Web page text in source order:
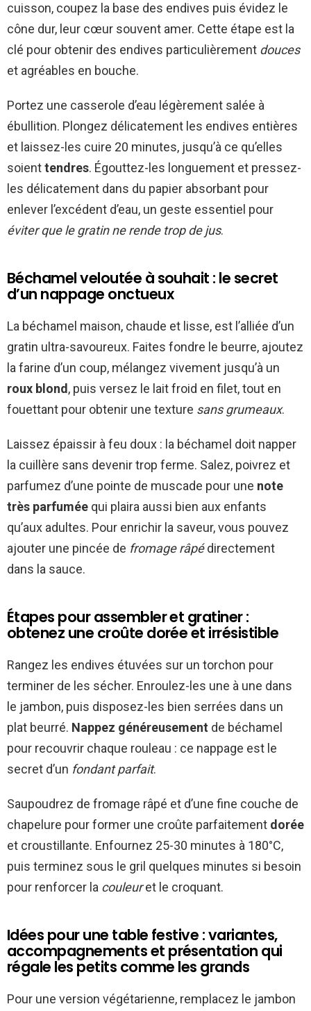
cuisson, coupez la base des endives puis évidez le
cône dur, leur cœur souvent amer. Cette étape est la
clé pour obtenir des endives particulièrement douces
et agréables en bouche.
Portez une casserole d’eau légèrement salée à
ébullition. Plongez délicatement les endives entières
et laissez-les cuire 20 minutes, jusqu’à ce qu’elles
soienttendres. Égouttez-les longuement et pressez-
les délicatement dans du papier absorbant pour
enlever l’excédent d’eau, un geste essentiel pour
éviter que le gratin ne rende trop de jus.
Béchamel veloutée à souhait : le secret
d’un nappage onctueux
La béchamel maison, chaude et lisse, est l’alliée d’un
gratin ultra-savoureux. Faites fondre le beurre, ajoutez
la farine d’un coup, mélangez vivement jusqu’à un
roux blond, puis versez le lait froid en filet, tout en
fouettant pour obtenir une texture sans grumeaux.
Laissez épaissir à feu doux : la béchamel doit napper
la cuillère sans devenir trop ferme. Salez, poivrez et
parfumez d’une pointe de muscade pour une note
très parfumée qui plaira aussi bien aux enfants
qu’aux adultes. Pour enrichir la saveur, vous pouvez
ajouter une pincée de fromage râpédirectement
dans la sauce.
Étapes pour assembler et gratiner :
obtenez une croûte dorée et irrésistible
Rangez les endives étuvées sur un torchon pour
terminer de les sécher. Enroulez-les une à une dans
le jambon, puis disposez-les bien serrées dans un
plat beurré. Nappez généreusement de béchamel
pour recouvrir chaque rouleau : ce nappage est le
secret d’un fondant parfait.
Saupoudrez de fromage râpé et d’une fine couche de
chapelure pour former une croûte parfaitement dorée
et croustillante. Enfournez 25-30 minutes à 180°C,
puis terminez sous le gril quelques minutes si besoin
pour renforcer la couleuret le croquant.
Idées pour une table festive : variantes,
accompagnements et présentation qui
régale les petits comme les grands
Pour une version végétarienne, remplacez le jambon